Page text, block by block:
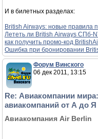
И в билетных разделах:
British Airways: новые правила
Лететь ли British Аirways СПб-
как получить промо-код
Ошибка при бронировании
Форум Винского
06 дек 2011, 13:15
Re: Авиакомпании
авиакомпаний от А до Я
Авиакомпания Air Berlin